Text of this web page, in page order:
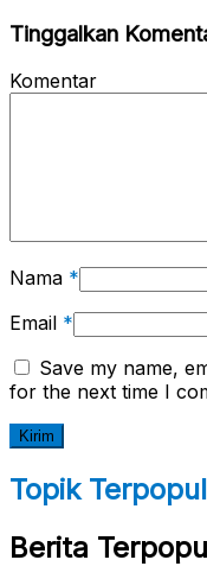
Tinggalkan
Komentar
Nama *
Email *
Save my name,
for the next time I
Topik
Berita